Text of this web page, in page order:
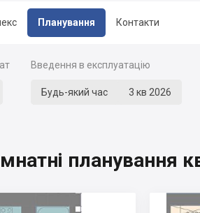
Планування Контакти
Введення в експлуатацію
Будь-який час 3 кв 2026
планування